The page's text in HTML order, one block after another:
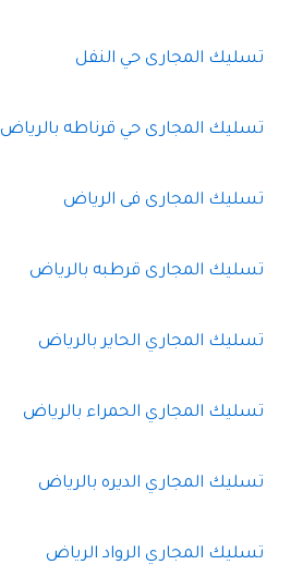
تسليك المجارى حي النفل
تسليك المجارى حي قرناطه بالرياض
تسليك المجارى فى الرياض
تسليك المجارى قرطبه بالرياض
تسليك المجاري الحاير بالرياض
تسليك المجاري الحمراء بالرياض
تسليك المجاري الديره بالرياض
تسليك المجاري الرواد الرياض